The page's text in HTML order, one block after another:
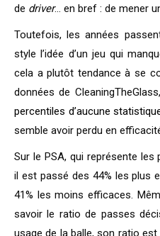
de driver… en bref : de mener
Toutefois, les années
style l’idée d’un jeu qui
cela a plutôt tendance à se
données de
percentiles d’aucune
semble avoir perdu en
Sur le PSA, qui représente
il est passé des 44% les plus
41% les moins efficaces.
savoir le ratio de passes
usage de la balle, son ratio est